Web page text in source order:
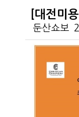
[대전미
둔산쇼보
본문